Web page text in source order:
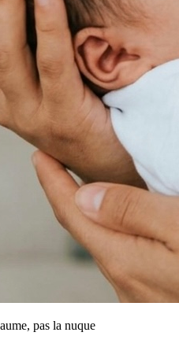
pas la nuque